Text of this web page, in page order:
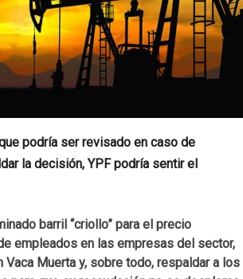
podría ser revisado en caso de
la decisión, YPF podría sentir el
barril “criollo” para el precio
empleados en las empresas del sector,
Muerta y, sobre todo, respaldar a los